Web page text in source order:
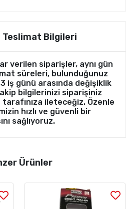
Teslimat Bilgileri
verilen siparişler, aynı gün
süreleri, bulunduğunuz
iş günü arasında değişiklik
bilgilerinizi siparişiniz
ileteceğiz. Özenle
hızlı ve güvenli bir
sağlıyoruz.
Ürünler